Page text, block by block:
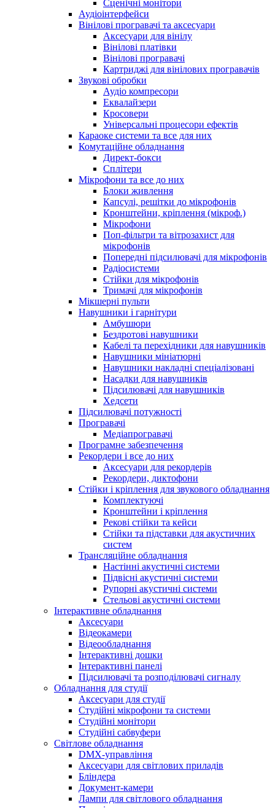
Сценічні монітори
Аудіоінтерфейси
Вінілові програвачі та аксесуари
Аксесуари для вінілу
Вінілові платівки
Вінілові програвачі
Картриджі для вінілових програвачів
Звукові обробки
Аудіо компресори
Еквалайзери
Кросовери
Універсальні процесори ефектів
Караоке системи та все для них
Комутаційне обладнання
Директ-бокси
Сплітери
Мікрофони та все до них
Блоки живлення
Капсулі, решітки до мікрофонів
Кронштейни, кріплення (мікроф.)
Мікрофони
Поп-фільтри та вітрозахист для
мікрофонів
Попередні підсилювачі для мікрофонів
Радіосистеми
Стійки для мікрофонів
Тримачі для мікрофонів
Мікшерні пульти
Навушники і гарнітури
Амбушюри
Бездротові навушники
Кабелі та перехідники для навушників
Навушники мініатюрні
Навушники накладні спеціалізовані
Насадки для навушників
Підсилювачі для навушників
Хедсети
Підсилювачі потужності
Програвачі
Медіапрогравачі
Програмне забезпечення
Рекордери і все до них
Аксесуари для рекордерів
Рекордери, диктофони
Стійки і кріплення для звукового обладнання
Комплектуючі
Кронштейни і кріплення
Рекові стійки та кейси
Стійки та підставки для акустичних
систем
Трансляційне обладнання
Настінні акустичні системи
Підвісні акустичні системи
Рупорні акустичні системи
Стельові акустичні системи
Інтерактивне обладнання
Аксесуари
Відеокамери
Відеообладнання
Інтерактивні дошки
Інтерактивні панелі
Підсилювачі та розподілювачі сигналу
Обладнання для студії
Аксесуари для студії
Студійні мікрофони та системи
Студійні монітори
Студійні сабвуфери
Світлове обладнання
DMX-управління
Аксесуари для світлових приладів
Бліндера
Документ-камери
Лампи для світлового обладнання